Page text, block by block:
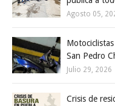
Agosto 05,
San Pedro
Julio 29, 2026
Crisis de